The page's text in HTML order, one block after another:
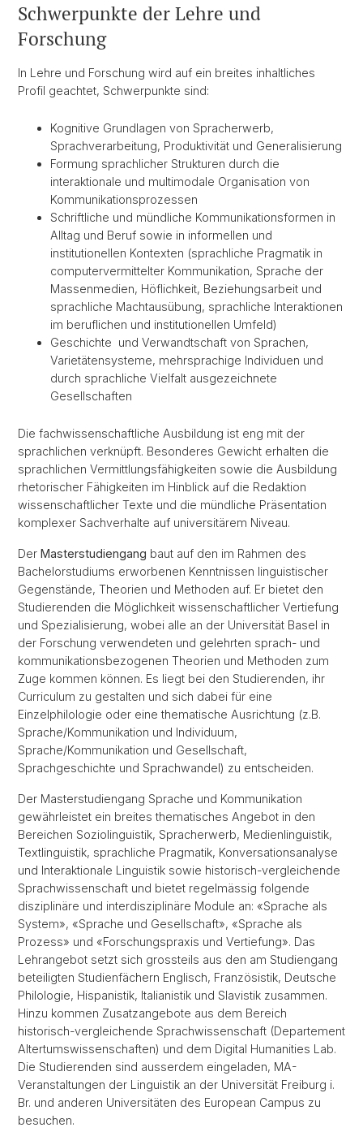
Schwerpunkte der Lehre und
Forschung
In Lehre und Forschung wird auf ein breites inhaltliches
Profil geachtet, Schwerpunkte sind:
Kognitive Grundlagen von Spracherwerb,
Sprachverarbeitung, Produktivität und Generalisierung
Formung sprachlicher Strukturen durch die
interaktionale und multimodale Organisation von
Kommunikationsprozessen
Schriftliche und mündliche Kommunikationsformen in
Alltag und Beruf sowie in informellen und
institutionellen Kontexten (sprachliche Pragmatik in
computervermittelter Kommunikation, Sprache der
Massenmedien, Höflichkeit, Beziehungsarbeit und
sprachliche Machtausübung, sprachliche Interaktionen
im beruflichen und institutionellen Umfeld)
Geschichte und Verwandtschaft von Sprachen,
Varietätensysteme, mehrsprachige Individuen und
durch sprachliche Vielfalt ausgezeichnete
Gesellschaften
Die fachwissenschaftliche Ausbildung ist eng mit der
sprachlichen verknüpft. Besonderes Gewicht erhalten die
sprachlichen Vermittlungsfähigkeiten sowie die Ausbildung
rhetorischer Fähigkeiten im Hinblick auf die Redaktion
wissenschaftlicher Texte und die mündliche Präsentation
komplexer Sachverhalte auf universitärem Niveau.
Der Masterstudiengang baut auf den im Rahmen des
Bachelorstudiums erworbenen Kenntnissen linguistischer
Gegenstände, Theorien und Methoden auf. Er bietet den
Studierenden die Möglichkeit wissenschaftlicher Vertiefung
und Spezialisierung, wobei alle an der Universität Basel in
der Forschung verwendeten und gelehrten sprach- und
kommunikationsbezogenen Theorien und Methoden zum
Zuge kommen können. Es liegt bei den Studierenden, ihr
Curriculum zu gestalten und sich dabei für eine
Einzelphilologie oder eine thematische Ausrichtung (z.B.
Sprache/Kommunikation und Individuum,
Sprache/Kommunikation und Gesellschaft,
Sprachgeschichte und Sprachwandel) zu entscheiden.
Der Masterstudiengang Sprache und Kommunikation
gewährleistet ein breites thematisches Angebot in den
Bereichen Soziolinguistik, Spracherwerb, Medienlinguistik,
Textlinguistik, sprachliche Pragmatik, Konversationsanalyse
und Interaktionale Linguistik sowie historisch-vergleichende
Sprachwissenschaft und bietet regelmässig folgende
disziplinäre und interdisziplinäre Module an: «Sprache als
System», «Sprache und Gesellschaft», «Sprache als
Prozess» und «Forschungspraxis und Vertiefung». Das
Lehrangebot setzt sich grossteils aus den am Studiengang
beteiligten Studienfächern Englisch, Französistik, Deutsche
Philologie, Hispanistik, Italianistik und Slavistik zusammen.
Hinzu kommen Zusatzangebote aus dem Bereich
historisch-vergleichende Sprachwissenschaft (Departement
Altertumswissenschaften) und dem Digital Humanities Lab.
Die Studierenden sind ausserdem eingeladen, MA-
Veranstaltungen der Linguistik an der Universität Freiburg i.
Br. und anderen Universitäten des European Campus zu
besuchen.